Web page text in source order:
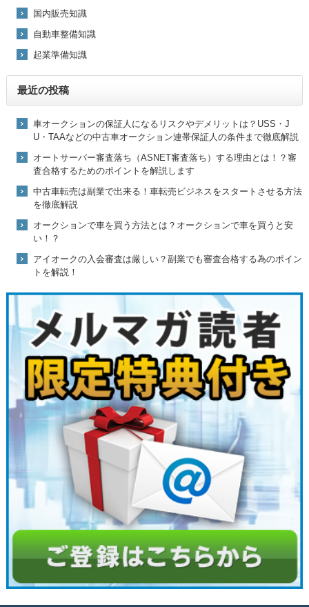
国内販売知識
自動車整備知識
起業準備知識
最近の投稿
車オークションの保証人になるリスクやデメリットは？USS・J
U・TAAなどの中古車オークション連帯保証人の条件まで徹底解説
オートサーバー審査落ち（ASNET審査落ち）する理由とは！？審
査合格するためのポイントを解説します
中古車転売は副業で出来る！車転売ビジネスをスタートさせる方法
を徹底解説
オークションで車を買う方法とは？オークションで車を買うと安
い！？
アイオークの入会審査は厳しい？副業でも審査合格する為のポイン
トを解説！